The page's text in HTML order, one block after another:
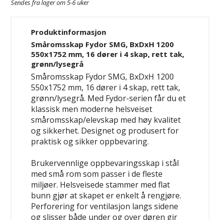
Sendes fra lager om 5-6 uker
Produktinformasjon
Småromsskap Fydor SMG, BxDxH 1200
550x1752 mm, 16 dører i 4 skap, rett tak,
grønn/lysegrå
Småromsskap Fydor SMG, BxDxH 1200
550x1752 mm, 16 dører i 4 skap, rett tak,
grønn/lysegrå. Med Fydor-serien får du et
klassisk men moderne helsveiset
småromsskap/elevskap med høy kvalitet
og sikkerhet. Designet og produsert for
praktisk og sikker oppbevaring.
Brukervennlige oppbevaringsskap i stål
med små rom som passer i de fleste
miljøer. Helsveisede stammer med flat
bunn gjør at skapet er enkelt å rengjøre.
Perforering for ventilasjon langs sidene
og slisser både under og over døren gir